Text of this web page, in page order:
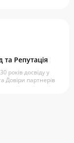
та Репутація
років досвіду у
Довіри партнерів